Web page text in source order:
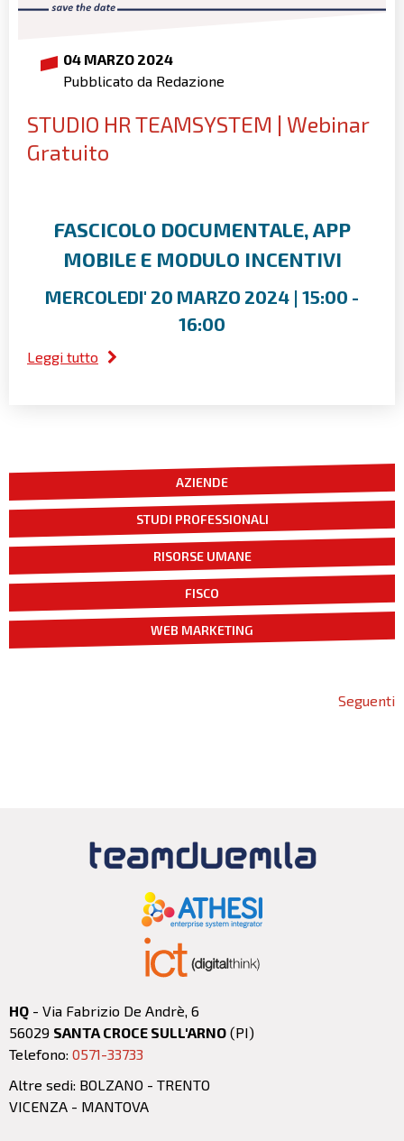
04 MARZO 2024
Pubblicato da Redazione
STUDIO HR TEAMSYSTEM | Webinar
Gratuito
FASCICOLO DOCUMENTALE, APP
MOBILE E MODULO INCENTIVI
MERCOLEDI' 20 MARZO 2024 | 15:00 -
16:00
Leggi tutto
AZIENDE
STUDI PROFESSIONALI
RISORSE UMANE
FISCO
WEB MARKETING
Seguenti
HQ - Via Fabrizio De Andrè, 6
56029 SANTA CROCE SULL'ARNO (PI)
Telefono: 0571-33733
Altre sedi: BOLZANO - TRENTO
VICENZA - MANTOVA